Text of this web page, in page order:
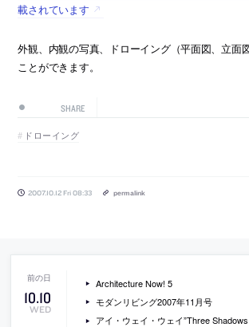
載されています
外観、内観の写真、ドローイング（平面図、立面
ことができます。
SHARE
ドローイング
2007.10.12 Fri 08:33 permalink
10.10
WED
Architecture Now! 5
モダンリビング2007年11月号
アイ・ウェイ・ウェイ”Three Shadows